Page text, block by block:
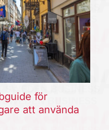
för
att använda